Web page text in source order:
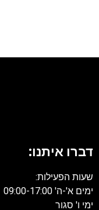
דברו איתנו:
שעות הפעילות:
ימים א'-ה' 09:00-17:00
ימי ו' סגור